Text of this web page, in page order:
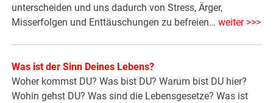
unterscheiden und uns dadurch von Stress, Ärger,
Misserfolgen und Enttäuschungen zu befreien…weiter >>>
Was ist der Sinn Deines Lebens?
Woher kommst DU? Was bist DU? Warum bist DU hier?
Wohin gehst DU? Was sind die Lebensgesetze? Was ist